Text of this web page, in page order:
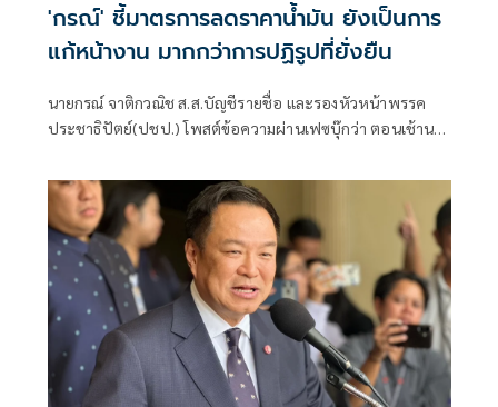
'กรณ์' ชี้มาตรการลดราคาน้ำมัน ยังเป็นการ
แก้หน้างาน มากกว่าการปฏิรูปที่ยั่งยืน
นายกรณ์ จาติกวณิช ส.ส.บัญชีรายชื่อ และรองหัวหน้าพรรค
ประชาธิปัตย์(ปชป.) โพสต์ข้อความผ่านเฟซบุ๊กว่า ตอนเช้านา
ลดราคาน้ำมันพรุ่งนี้เช้าทันที